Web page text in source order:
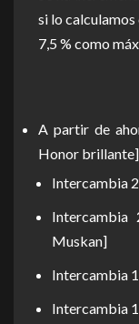
si lo calculamos
7,5 % como
A partir de
Honor
Intercambia
Intercambia
Muskan]
Intercambia
Intercambia